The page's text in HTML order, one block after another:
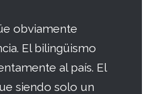
obviamente
El bilingüismo
al país. El
siendo solo un